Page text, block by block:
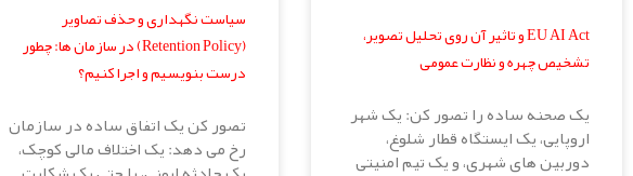
EU AI Act و تاثیر آن روی تحلیل تصویر،
تشخیص چهره و نظارت عمومی
یک صحنه ساده را تصور کن: یک شهر
اروپایی، یک ایستگاه قطار شلوغ،
دوربین های شهری، و یک تیم امنیتی
سیاست نگهداری و حذف تصاویر
(Retention Policy) در سازمان ها: چطور
درست بنویسیم و اجرا کنیم؟
تصور کن یک اتفاق ساده در سازمان
رخ می دهد: یک اختلاف مالی کوچک،